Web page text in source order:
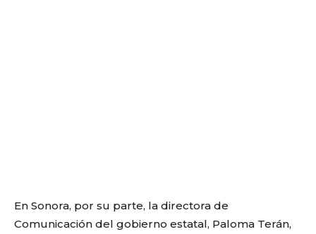
En Sonora, por su parte, la directora de
Comunicación del gobierno estatal, Paloma Terán,